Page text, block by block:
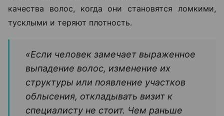
качества волос, когда они становятся ломкими,
тусклыми и теряют плотность.
«Если человек замечает выраженное
выпадение волос, изменение их
структуры или появление участков
облысения, откладывать визит к
специалисту не стоит. Чем раньше